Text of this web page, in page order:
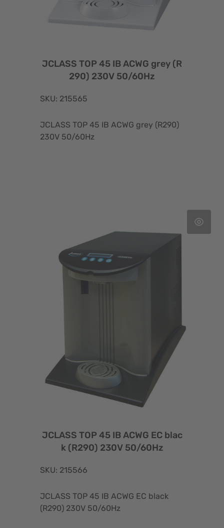
JCLASS TOP 45 IB ACWG grey (R
290) 230V 50/60Hz
SKU: 215565
JCLASS TOP 45 IB ACWG grey (R290)
230V 50/60Hz
JCLASS TOP 45 IB ACWG EC blac
k (R290) 230V 50/60Hz
SKU: 215566
JCLASS TOP 45 IB ACWG EC black
(R290) 230V 50/60Hz